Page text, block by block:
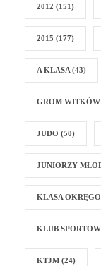
2012 (151)
2015 (177)
A KLASA(43)
GROM WITKÓW
JUDO (50)
JUNIORZY
KLASA
KLUB
KTJM (24)